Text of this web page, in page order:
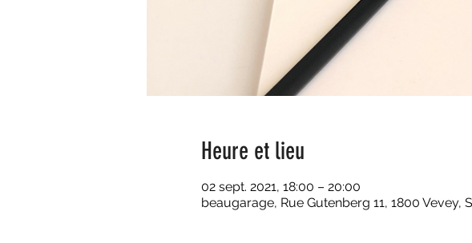
Heure et lieu
02 sept. 2021, 18:00 – 20:00
beaugarage, Rue Gutenberg 11, 1800 Vevey,